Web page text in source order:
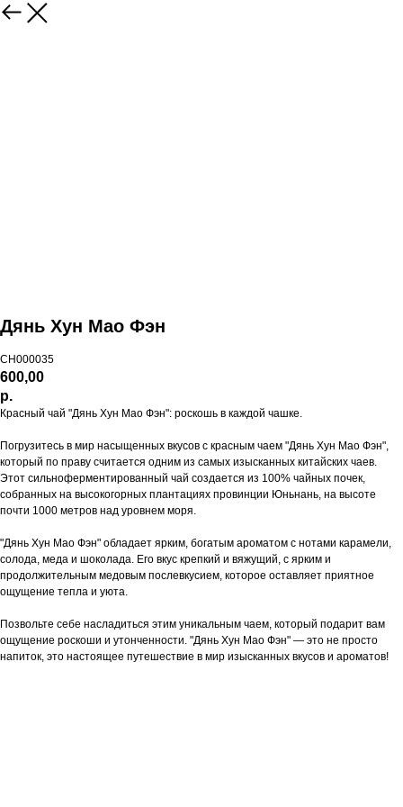
Дянь Хун Мао Фэн
CH000035
600,00
р.
Красный чай "Дянь Хун Мао Фэн": роскошь в каждой чашке.
Погрузитесь в мир насыщенных вкусов с красным чаем "Дянь Хун Мао Фэн",
который по праву считается одним из самых изысканных китайских чаев.
Этот сильноферментированный чай создается из 100% чайных почек,
собранных на высокогорных плантациях провинции Юньнань, на высоте
почти 1000 метров над уровнем моря.
"Дянь Хун Мао Фэн" обладает ярким, богатым ароматом с нотами карамели,
солода, меда и шоколада. Его вкус крепкий и вяжущий, с ярким и
продолжительным медовым послевкусием, которое оставляет приятное
ощущение тепла и уюта.
Позвольте себе насладиться этим уникальным чаем, который подарит вам
ощущение роскоши и утонченности. "Дянь Хун Мао Фэн" — это не просто
напиток, это настоящее путешествие в мир изысканных вкусов и ароматов!